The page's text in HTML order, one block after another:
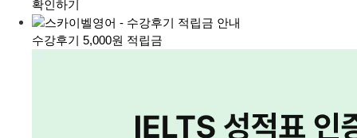
확인하기
수강후기 5,000원 적립금